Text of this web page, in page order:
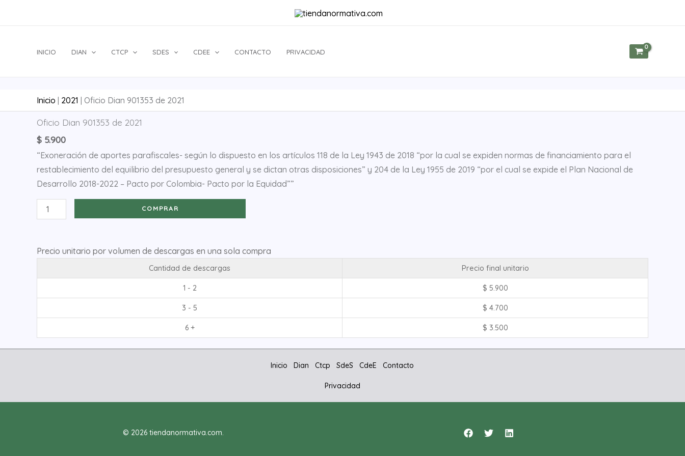
INICIO DIAN CTCP SDES CDEE CONTACTO PRIVACIDAD
Inicio 2021 Oficio Dian 901353 de 2021
Oficio Dian 901353 de 2021
$ 5.900
“Exoneración de aportes parafiscales- según lo dispuesto en los artículos 118 de la Ley 1943 de 2018 “por la cual se expiden normas de financiamiento para el
restablecimiento del equilibrio del presupuesto general y se dictan otras disposiciones” y 204 de la Ley 1955 de 2019 “por el cual se expide el Plan Nacional de
Desarrollo 2018-2022 – Pacto por Colombia- Pacto por la Equidad””
Oficio
901353
de
2021
cantidad
COMPRAR
Precio unitario por volumen de descargas en una sola compra
Cantidad de descargas Precio final unitario
1 - 2 $ 5.900
3 - 5 $ 4.700
6 + $ 3.500
Inicio Dian Ctcp SdeS CdeE Contacto
Privacidad
© 2026 tiendanormativa.com.